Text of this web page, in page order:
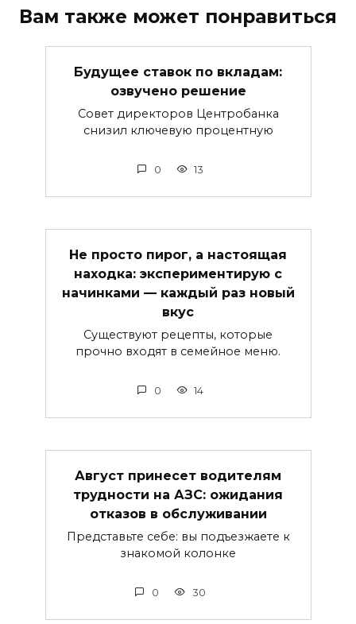
Вам также может понравиться
Будущее ставок по вкладам:
озвучено решение
Совет директоров Центробанка
снизил ключевую процентную
0 13
Не просто пирог, а настоящая
находка: экспериментирую с
начинками — каждый раз новый
вкус
Существуют рецепты, которые
прочно входят в семейное меню.
0 14
Август принесет водителям
трудности на АЗС: ожидания
отказов в обслуживании
Представьте себе: вы подъезжаете к
знакомой колонке
0 30